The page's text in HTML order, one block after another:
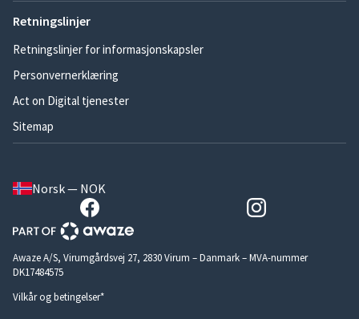
Retningslinjer
Retningslinjer for informasjonskapsler
Personvernerklæring
Act on Digital tjenester
Sitemap
Norsk — NOK
Awaze A/S, Virumgårdsvej 27, 2830 Virum – Danmark – MVA-nummer
DK17484575
Vilkår og betingelser*